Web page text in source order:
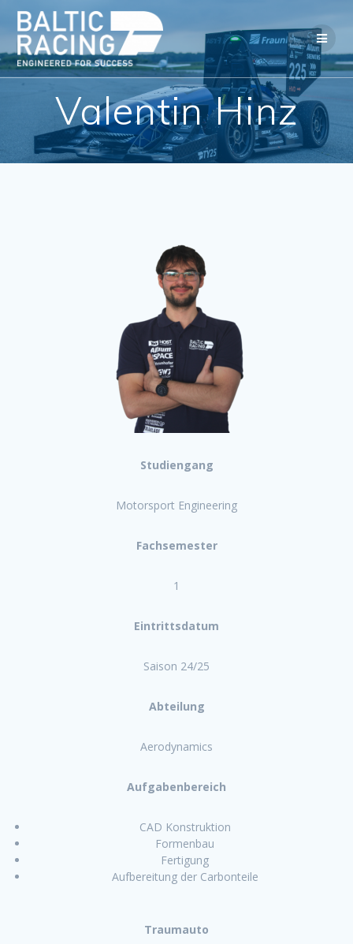
Valentin Hinz
Studiengang
Motorsport Engineering
Fachsemester
1
Eintrittsdatum
Saison 24/25
Abteilung
Aerodynamics
Aufgabenbereich
CAD Konstruktion
Formenbau
Fertigung
Aufbereitung der Carbonteile
Traumauto